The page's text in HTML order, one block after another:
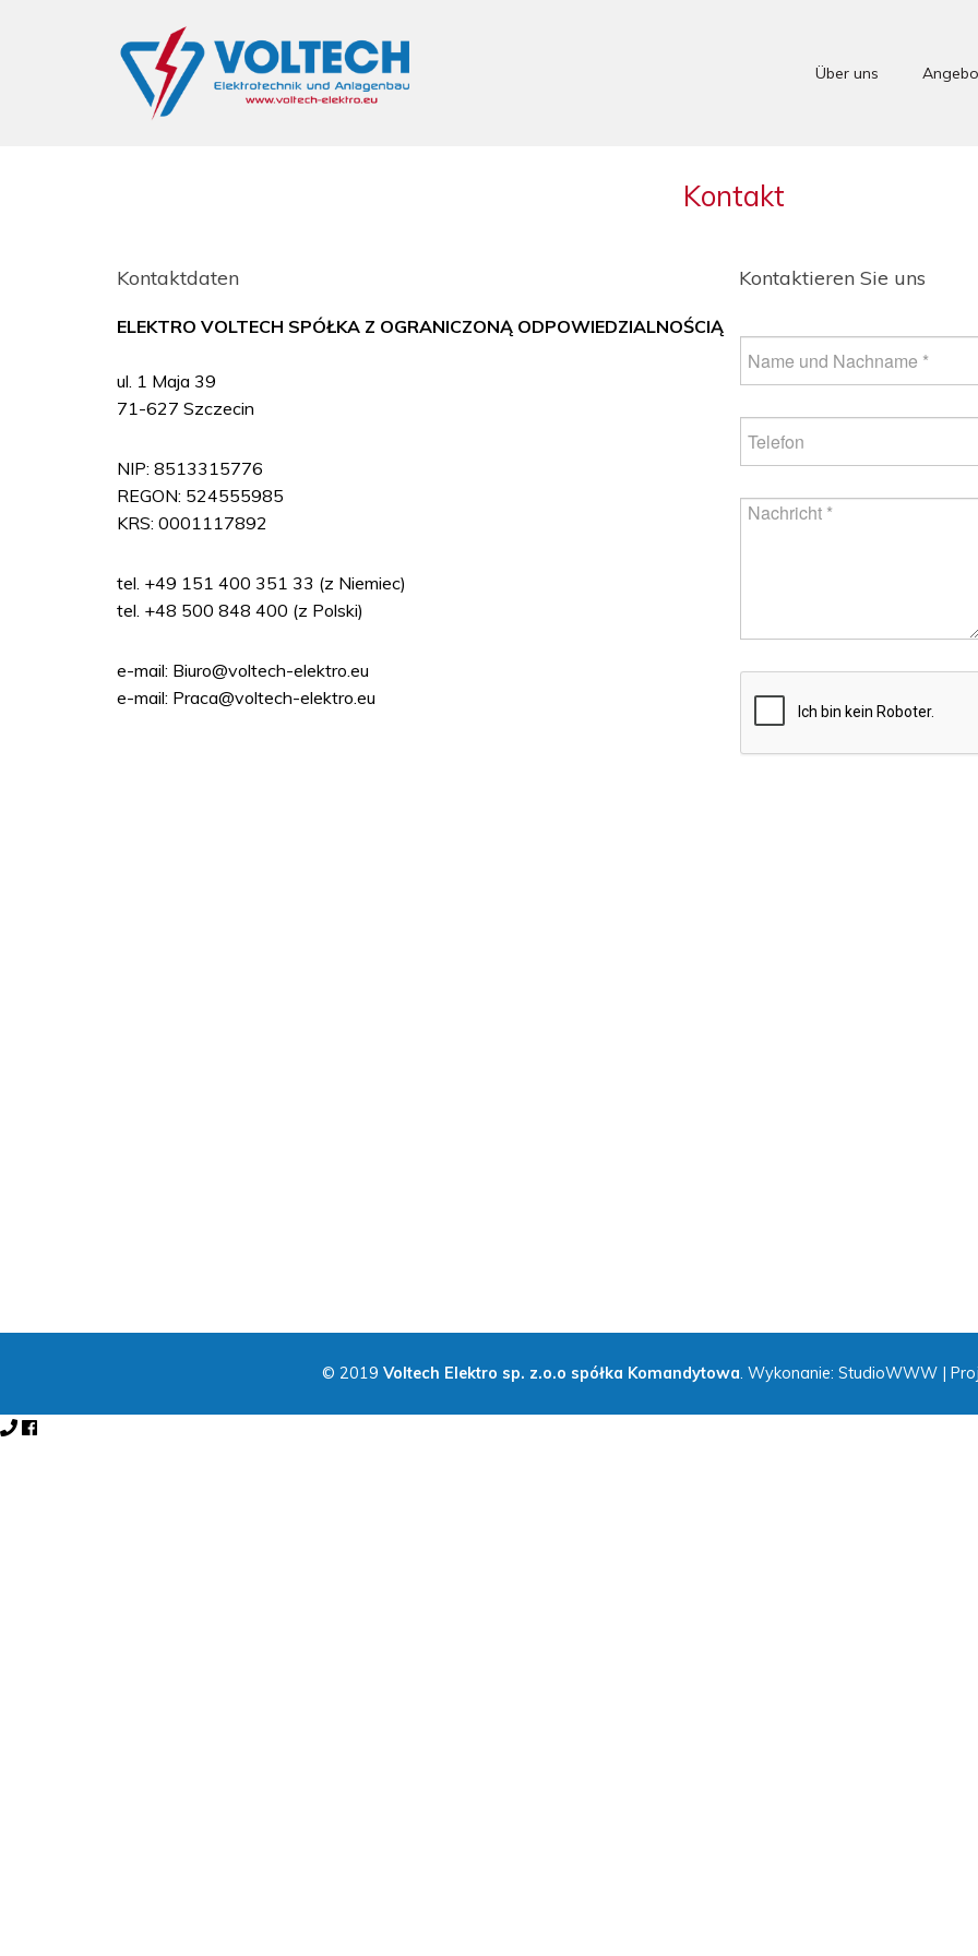
Über uns
Kontakt
Kontaktdaten
ELEKTRO VOLTECH SPÓŁKA Z OGRANICZONĄ ODPOWIEDZIALNOŚCIĄ
ul. 1 Maja 39
71-627 Szczecin
NIP: 8513315776
REGON: 524555985
KRS: 0001117892
tel. +49 151 400 351 33 (z Niemiec)
tel. +48 500 848 400 (z Polski)
e-mail: Biuro@voltech-elektro.eu
e-mail: Praca@voltech-elektro.eu
Kontaktieren Sie uns
© 2019 Voltech Elektro sp. z.o.o spółka Komandytowa. Wykonanie: StudioWWW |